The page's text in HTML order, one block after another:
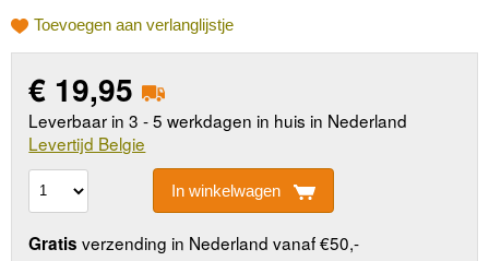
Toevoegen aan verlanglijstje
€ 19,95
Leverbaar in 3 - 5 werkdagen in huis in Nederland
Levertijd Belgie
In winkelwagen
Gratis verzending in Nederland vanaf €50,-